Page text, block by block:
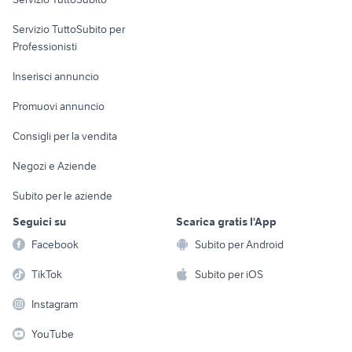
Informatica
Console e
Fotografia
Telefonia
Biciclette
Servizio TuttoSubito per
Professionisti
Inserisci annuncio
Promuovi annuncio
Consigli per la vendita
Negozi e Aziende
Subito per le aziende
Seguici su
Facebook
TikTok
Instagram
YouTube
Scarica gratis l'App
Subito per Android
Subito per iOS